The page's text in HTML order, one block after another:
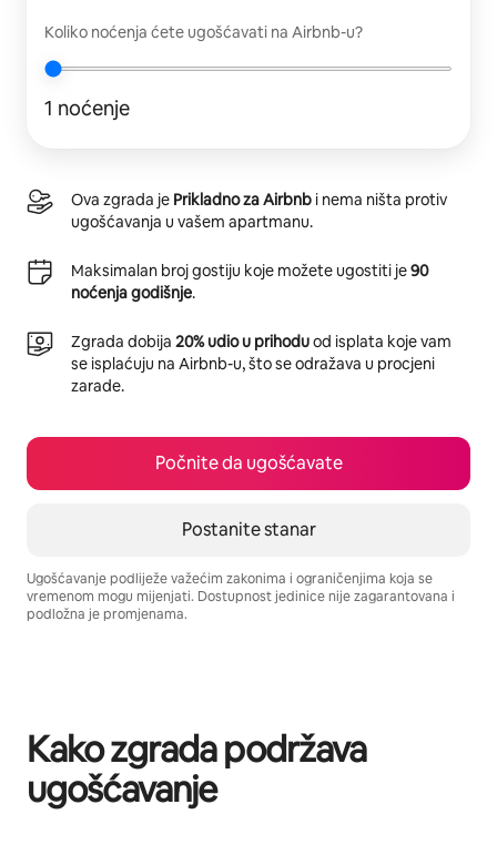
Koliko noćenja ćete ugošćavati na Airbnb-u?
1 noćenje
Ova zgrada je Prikladno za Airbnb i nema ništa protiv
ugošćavanja u vašem apartmanu.
Maksimalan broj gostiju koje možete ugostiti je90
noćenja godišnje.
Zgrada dobija 20% udio u prihoduod isplata koje vam
se isplaćuju na Airbnb-u, što se odražava u procjeni
zarade.
Počnite da ugošćavate
Postanite stanar
Ugošćavanje podliježe važećim zakonima i ograničenjima koja se
vremenom mogu mijenjati. Dostupnost jedinice nije zagarantovana i
podložna je promjenama.
Kako zgrada podržava
ugošćavanje